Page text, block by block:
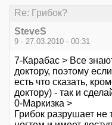
Re: Грибок?
SteveS
9 - 27.03.2010 - 00:31
7-Карабас > Все
доктору, поэтому
есть что сказать,
доктору) - так и
0-Маркизка >
Грибок разрушает не